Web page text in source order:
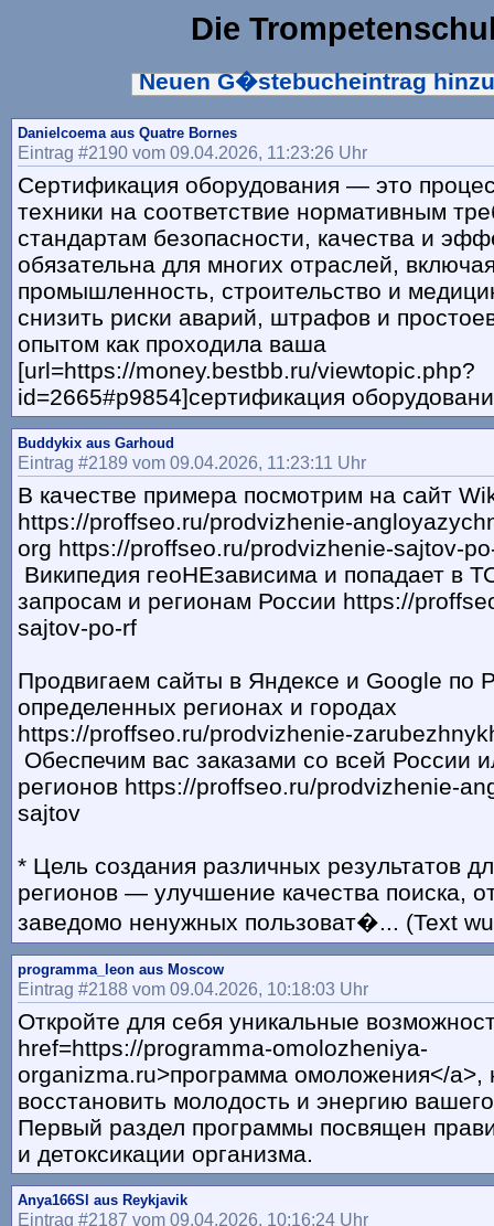
Die
Neuen G�stebucheintrag
Danielcoema aus Quatre Bornes
Eintrag #2190 vom 09.04.2026, 11:23:26 Uhr
Сертификация оборудования — это
техники на соответствие нормативным
стандартам безопасности, качества и
обязательна для многих отраслей,
промышленность, строительство и
снизить риски аварий, штрафов и
опытом как проходила ваша
[url=https://money.bestbb.ru/viewtopic.php?
id=2665#p9854]сертификация
Buddykix aus Garhoud
Eintrag #2189 vom 09.04.2026, 11:23:11 Uhr
В качестве примера посмотрим на сайт
https://proffseo.ru/prodvizhenie-
org https://proffseo.ru/prodvizhenie-sajtov-
Википедия геоНЕзависима и попадает в
запросам и регионам России https://
sajtov-po-rf
Продвигаем сайты в Яндексе и Google по
определенных регионах и городах
https://proffseo.ru/prodvizhenie-
Обеспечим вас заказами со всей России
регионов https://proffseo.ru/prodvizhenie-
sajtov
* Цель создания различных результатов
регионов — улучшение качества поиска,
заведомо ненужных пользоват�... (Text
programma_leon aus Moscow
Eintrag #2188 vom 09.04.2026, 10:18:03 Uhr
Откройте для себя уникальные
href=https://programma-omolozheniya-
organizma.ru>программа омоложения</a>,
восстановить молодость и энергию
Первый раздел программы посвящен
и детоксикации организма.
Anya166Sl aus Reykjavik
Eintrag #2187 vom 09.04.2026, 10:16:24 Uhr